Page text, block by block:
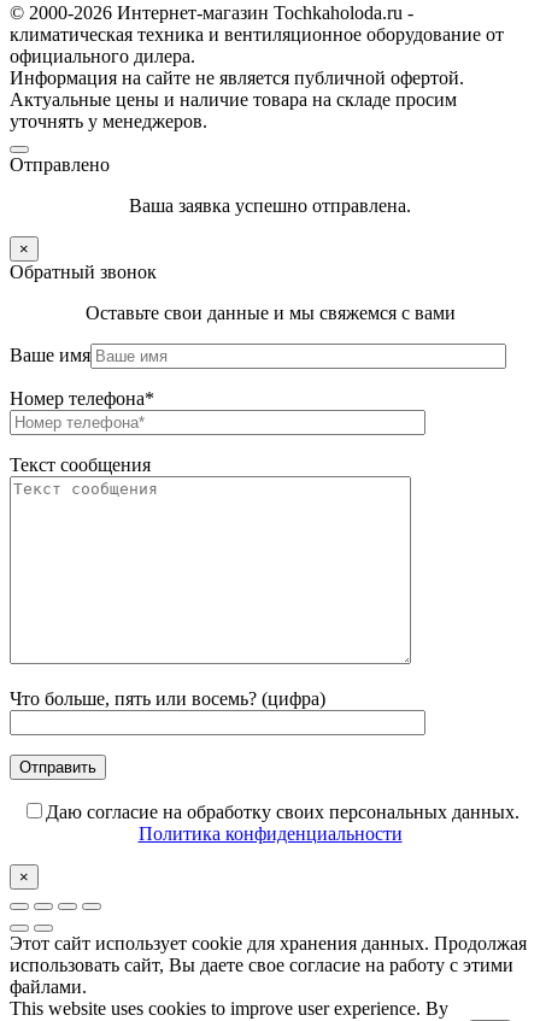
© 2000-2026 Интернет-магазин Tochkaholoda.ru -
климатическая техника и вентиляционное оборудование от
официального дилера.
Информация на сайте не является публичной офертой.
Актуальные цены и наличие товара на складе просим
уточнять у менеджеров.
Отправлено
Ваша заявка успешно отправлена.
×
Обратный звонок
Оставьте свои данные и мы свяжемся с вами
Ваше имя
Номер телефона*
Текст сообщения
Что больше, пять или восемь? (цифра)
Даю согласие на обработку своих персональных данных.
Политика конфиденциальности
×
Этот сайт использует cookie для хранения данных. Продолжая
использовать сайт, Вы даете свое согласие на работу с этими
файлами.
This website uses cookies to improve user experience. By